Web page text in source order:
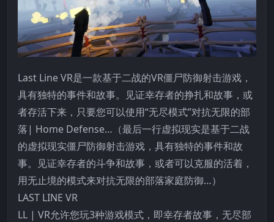
Last Line VR是一款基于二战的VR僵尸防御射击游戏，
具有独特的事件和故事。见证幸存者的挣扎和故事，或
者存活下来，只要您可以使用“无尽模式”对抗无限的部
落| Home Defense…（最后一行虚拟现实是基于二战
的虚拟现实僵尸防御射击游戏，具有独特的事件和故
事。见证幸存者的斗争和故事，或者可以克服的活着，
用无止境的模式来对抗无限的部落家庭防御…）
LAST LINE VR
LL | VR允许您玩3种游戏模式，即幸存者故事，无尽部